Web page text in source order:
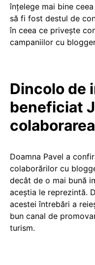
înțelege mai bine
să fi fost destul de
în ceea ce privește
campaniilor cu
Dincolo de
beneficiat
Doamna Pavel a
colaborărilor cu
decât de o mai bună
aceștia le reprezintă.
acestei întrebări a
bun canal de
turism.